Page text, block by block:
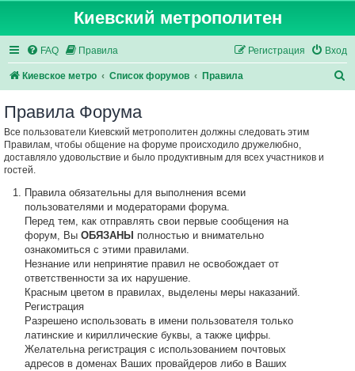
Киевский метрополитен
FAQ Правила Вход
Регистрация
Киевское метро Список форумов Правила
Правила Форума
Все пользователи Киевский метрополитен должны следовать этим
Правилам, чтобы общение на форуме происходило дружелюбно,
доставляло удовольствие и было продуктивным для всех участников и
гостей.
Правила обязательны для выполнения всеми
пользователями и модераторами форума.
Перед тем, как отправлять свои первые сообщения на
форум, ВыОБЯЗАНЫ полностью и внимательно
ознакомиться с этими правилами.
Незнание или непринятие правил не освобождает от
ответственности за их нарушение.
Красным цветом в правилах, выделены меры наказаний.
Регистрация
Разрешено использовать в имени пользователя только
латинские и кириллические буквы, а также цифры.
Желательна регистрация с использованием почтовых
адресов в доменах Ваших провайдеров либо в Ваших